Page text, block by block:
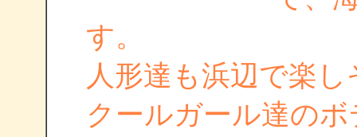
す。
人形達も浜辺で楽
クールガール達の